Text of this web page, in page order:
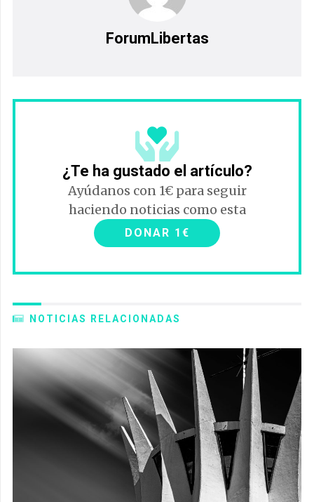
ForumLibertas
¿Te ha gustado el artículo?
Ayúdanos con 1€ para seguir
haciendo noticias como esta
DONAR 1€
NOTICIAS RELACIONADAS